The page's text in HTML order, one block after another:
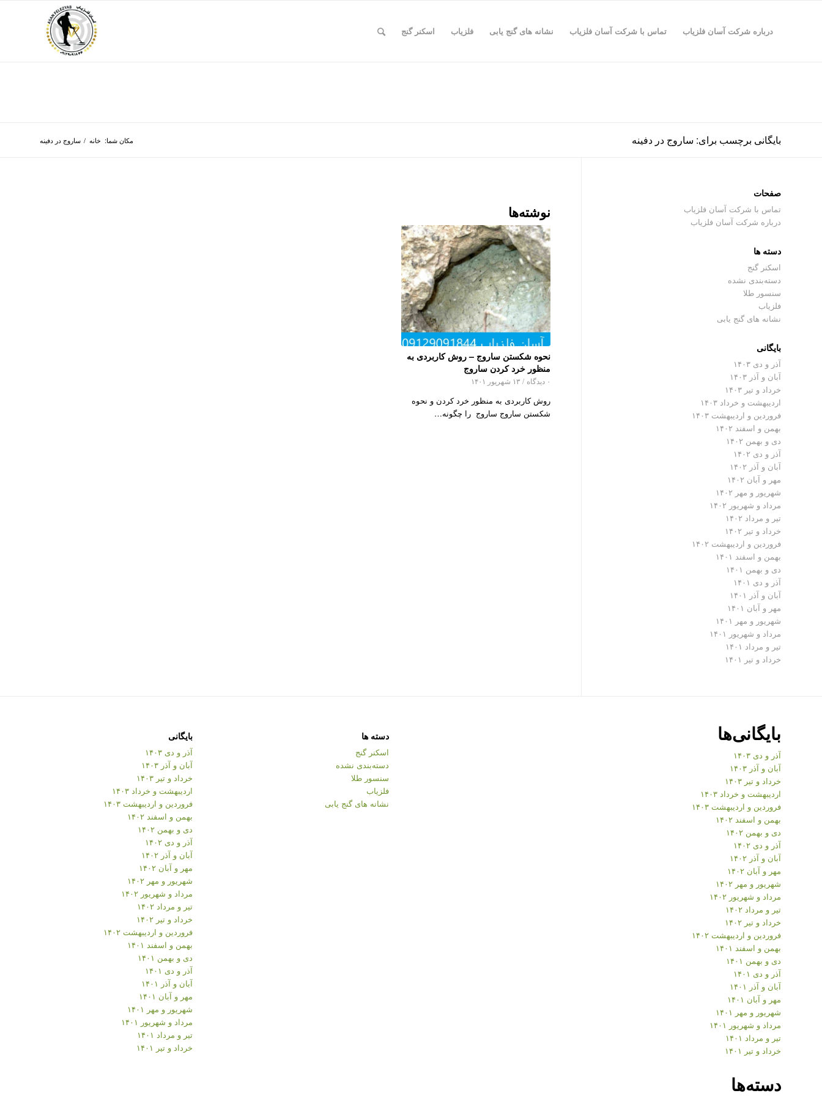
درباره شرکت آسان فلزیاب تماس با شرکت آسان فلزیاب نشانه های گنج یابی فلزیاب اسکنر گنج
بایگانی برچسب برای: ساروج در دفینه مکان شما: خانه / ساروج در دفینه
نوشته‌ها
نحوه شکستن ساروج – روش کاربردی به
منظور خرد کردن ساروج
۰ دیدگاه / ۱۳ شهریور ۱۴۰۱
روش کاربردی به منظور خرد کردن و نحوه
شکستن ساروج ساروج را چگونه…
صفحات
تماس با شرکت آسان فلزیاب
درباره شرکت آسان فلزیاب
دسته ها
اسکنر گنج
دسته‌بندی نشده
سنسور طلا
فلزیاب
نشانه های گنج یابی
بایگانی
آذر و دی ۱۴۰۳
آبان و آذر ۱۴۰۳
خرداد و تیر ۱۴۰۳
اردیبهشت و خرداد ۱۴۰۳
فروردین و اردیبهشت ۱۴۰۳
بهمن و اسفند ۱۴۰۲
دی و بهمن ۱۴۰۲
آذر و دی ۱۴۰۲
آبان و آذر ۱۴۰۲
مهر و آبان ۱۴۰۲
شهریور و مهر ۱۴۰۲
مرداد و شهریور ۱۴۰۲
تیر و مرداد ۱۴۰۲
خرداد و تیر ۱۴۰۲
فروردین و اردیبهشت ۱۴۰۲
بهمن و اسفند ۱۴۰۱
دی و بهمن ۱۴۰۱
آذر و دی ۱۴۰۱
آبان و آذر ۱۴۰۱
مهر و آبان ۱۴۰۱
شهریور و مهر ۱۴۰۱
مرداد و شهریور ۱۴۰۱
تیر و مرداد ۱۴۰۱
خرداد و تیر ۱۴۰۱
بایگانی‌ها
آذر و دی ۱۴۰۳
آبان و آذر ۱۴۰۳
خرداد و تیر ۱۴۰۳
اردیبهشت و خرداد ۱۴۰۳
فروردین و اردیبهشت ۱۴۰۳
بهمن و اسفند ۱۴۰۲
دی و بهمن ۱۴۰۲
آذر و دی ۱۴۰۲
آبان و آذر ۱۴۰۲
مهر و آبان ۱۴۰۲
شهریور و مهر ۱۴۰۲
مرداد و شهریور ۱۴۰۲
تیر و مرداد ۱۴۰۲
خرداد و تیر ۱۴۰۲
فروردین و اردیبهشت ۱۴۰۲
بهمن و اسفند ۱۴۰۱
دی و بهمن ۱۴۰۱
آذر و دی ۱۴۰۱
آبان و آذر ۱۴۰۱
مهر و آبان ۱۴۰۱
شهریور و مهر ۱۴۰۱
مرداد و شهریور ۱۴۰۱
تیر و مرداد ۱۴۰۱
خرداد و تیر ۱۴۰۱
دسته‌ها
دسته ها
اسکنر گنج
دسته‌بندی نشده
سنسور طلا
فلزیاب
نشانه های گنج یابی
بایگانی
آذر و دی ۱۴۰۳
آبان و آذر ۱۴۰۳
خرداد و تیر ۱۴۰۳
اردیبهشت و خرداد ۱۴۰۳
فروردین و اردیبهشت ۱۴۰۳
بهمن و اسفند ۱۴۰۲
دی و بهمن ۱۴۰۲
آذر و دی ۱۴۰۲
آبان و آذر ۱۴۰۲
مهر و آبان ۱۴۰۲
شهریور و مهر ۱۴۰۲
مرداد و شهریور ۱۴۰۲
تیر و مرداد ۱۴۰۲
خرداد و تیر ۱۴۰۲
فروردین و اردیبهشت ۱۴۰۲
بهمن و اسفند ۱۴۰۱
دی و بهمن ۱۴۰۱
آذر و دی ۱۴۰۱
آبان و آذر ۱۴۰۱
مهر و آبان ۱۴۰۱
شهریور و مهر ۱۴۰۱
مرداد و شهریور ۱۴۰۱
تیر و مرداد ۱۴۰۱
خرداد و تیر ۱۴۰۱